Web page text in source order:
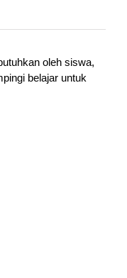
oleh siswa,
belajar untuk